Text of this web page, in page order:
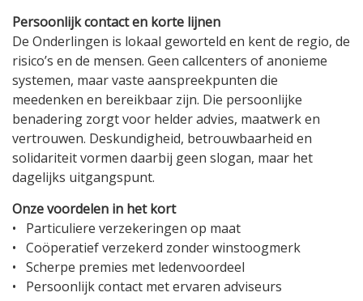
Persoonlijk contact en korte lijnen
De Onderlingen is lokaal geworteld en kent de regio, de
risico’s en de mensen. Geen callcenters of anonieme
systemen, maar vaste aanspreekpunten die
meedenken en bereikbaar zijn. Die persoonlijke
benadering zorgt voor helder advies, maatwerk en
vertrouwen. Deskundigheid, betrouwbaarheid en
solidariteit vormen daarbij geen slogan, maar het
dagelijks uitgangspunt.
Onze voordelen in het kort
• Particuliere verzekeringen op maat
• Coöperatief verzekerd zonder winstoogmerk
• Scherpe premies met ledenvoordeel
• Persoonlijk contact met ervaren adviseurs